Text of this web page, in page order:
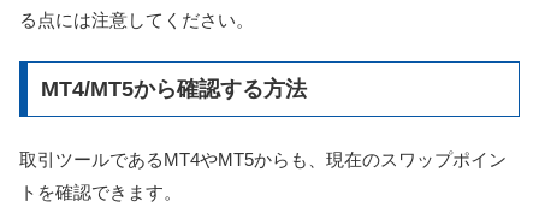
る点には注意してください。
MT4/MT5から確認する方法
取引ツールであるMT4やMT5からも、現在のスワップポイン
トを確認できます。